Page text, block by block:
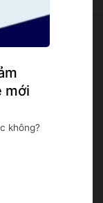
mới
không?